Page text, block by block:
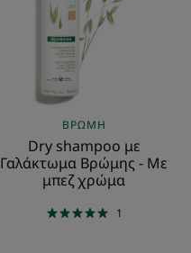
Γαλάκτωμα
Βρώμης
-
ΒΡΏΜΗ
Dry shampoo με
Γαλάκτωμα Βρώμης - Με
μπεζ χρώμα
1